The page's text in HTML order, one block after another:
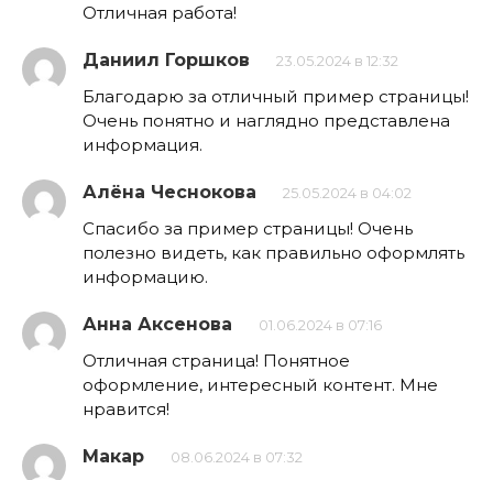
Отличная работа!
Даниил Горшков 23.05.2024 в 12:32
Благодарю за отличный пример страницы!
Очень понятно и наглядно представлена
информация.
Алёна Чеснокова 25.05.2024 в 04:02
Спасибо за пример страницы! Очень
полезно видеть, как правильно оформлять
информацию.
Анна Аксенова 01.06.2024 в 07:16
Отличная страница! Понятное
оформление, интересный контент. Мне
нравится!
Макар 08.06.2024 в 07:32